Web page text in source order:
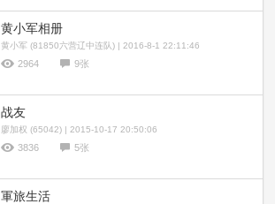
黄小军相册
黄小军 (81850六营辽中连队) | 2016-8-1 22:11:46
2964 9张
战友
廖加权 (65042) | 2015-10-17 20:50:06
3836 5张
軍旅生活